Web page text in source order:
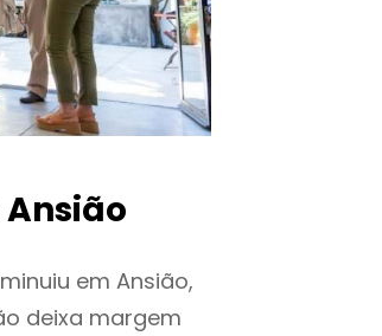
em Ansião,
deixa margem